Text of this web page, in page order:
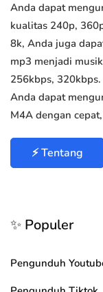
Anda dapat
kualitas 240p,
8k, Anda juga
mp3 menjadi
256kbps,
Anda dapat
M4A dengan
⚡ Tentang
✨ Populer
Pengunduh